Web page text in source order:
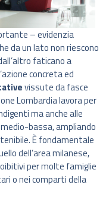
– evidenzia
da un lato non riescono
faticano a
concreta ed
vissute da fasce
Lombardia lavora per
ma anche alle
bassa, ampliando
È fondamentale
dell’area milanese,
per molte famiglie
o nei comparti della